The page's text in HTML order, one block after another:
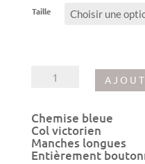
était :
Taille
bleue
Chemise bleue
Col victorien
Manches longues
Entièrement